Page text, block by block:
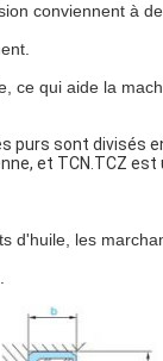
conviennent à
ce qui aide la
sont divisés
et TCN.TCZ
d'huile, les